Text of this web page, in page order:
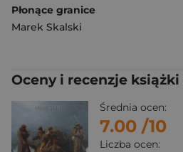
Płonące granice
Marek Skalski
Oceny i recenzje książki
Średnia ocen:
7.00 /10
Liczba ocen: